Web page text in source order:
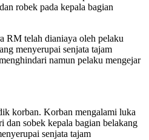
robek pada kepala bagian
RM telah dianiaya oleh pelaku
menyerupai senjata tajam
namun pelaku mengejar
korban. Korban mengalami luka
dan sobek kepala bagian belakang
senjata tajam